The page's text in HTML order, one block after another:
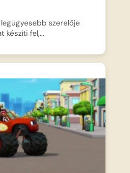
szerelője
készíti fel,…